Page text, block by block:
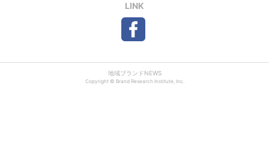
LINK
地域ブランドNEWS
Copyright © Brand Research Institute, Inc.